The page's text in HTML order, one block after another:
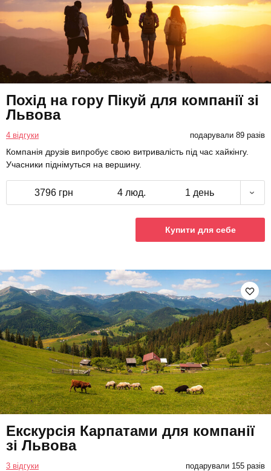
Похід на гору Пікуй для компанії зі
Львова
4 відгуки подарували 89 разів
Компанія друзів випробує свою витривалість під час хайкінгу.
Учасники піднімуться на вершину.
3796 грн 4 люд. 1 день
Купити для себе
Екскурсія Карпатами для компанії
зі Львова
3 відгуки подарували 155 разів